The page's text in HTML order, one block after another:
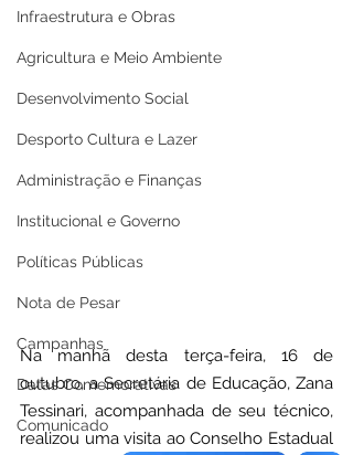
Infraestrutura e Obras
Agricultura e Meio Ambiente
Desenvolvimento Social
Desporto Cultura e Lazer
Administração e Finanças
Institucional e Governo
Políticas Públicas
Nota de Pesar
Campanhas
Datas Comemorativas
Comunicado
Na manhã desta terça-feira, 16 de
outubro, a Secretária de Educação, Zana
Tessinari, acompanhada de seu técnico,
realizou uma visita ao Conselho Estadual